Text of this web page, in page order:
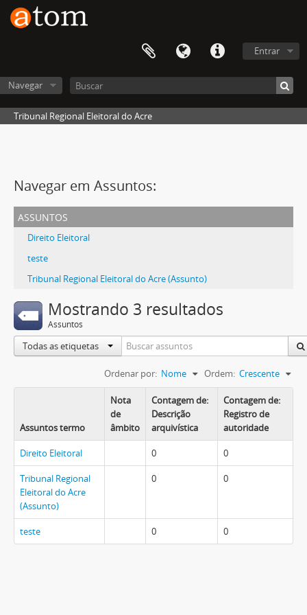
Entrar
Navegar
Tribunal Regional Eleitoral do Acre
Navegar em Assuntos:
assuntos
Direito Eleitoral
teste
Tribunal Regional Eleitoral do Acre (Assunto)
Mostrando 3 resultados
Assuntos
Todas as etiquetas
Ordenar por: Nome Ordem: Crescente
Assuntos termo
Nota
de
âmbito
Contagem de:
Descrição
arquivística
Contagem de:
Registro de
autoridade
Direito Eleitoral 0 0
Tribunal Regional
Eleitoral do Acre
(Assunto)
0 0
teste 0 0